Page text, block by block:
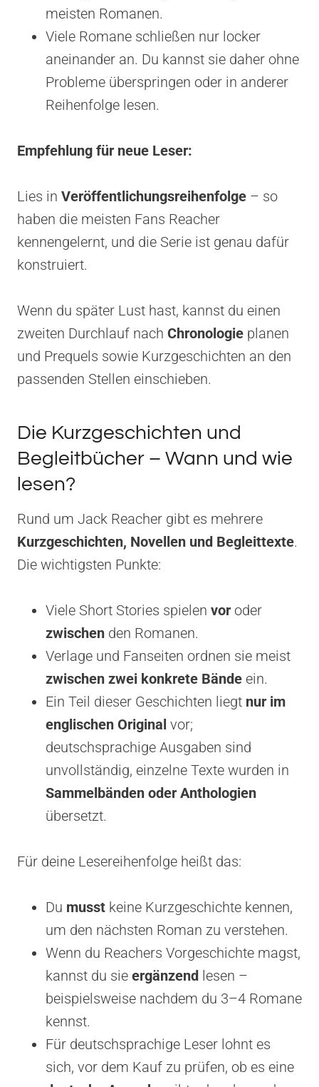
meisten Romanen.
Viele Romane schließen nur locker
aneinander an. Du kannst sie daher ohne
Probleme überspringen oder in anderer
Reihenfolge lesen.
Empfehlung für neue Leser:
Lies in Veröffentlichungsreihenfolge – so
haben die meisten Fans Reacher
kennengelernt, und die Serie ist genau dafür
konstruiert.
Wenn du später Lust hast, kannst du einen
zweiten Durchlauf nach Chronologie planen
und Prequels sowie Kurzgeschichten an den
passenden Stellen einschieben.
Die Kurzgeschichten und
Begleitbücher – Wann und wie
lesen?
Rund um Jack Reacher gibt es mehrere
Kurzgeschichten, Novellen und Begleittexte.
Die wichtigsten Punkte:
Viele Short Stories spielen vor oder
zwischen den Romanen.
Verlage und Fanseiten ordnen sie meist
zwischen zwei konkrete Bände ein.
Ein Teil dieser Geschichten liegt nur im
englischen Original vor;
deutschsprachige Ausgaben sind
unvollständig, einzelne Texte wurden in
Sammelbänden oder Anthologien
übersetzt.
Für deine Lesereihenfolge heißt das:
Du musst keine Kurzgeschichte kennen,
um den nächsten Roman zu verstehen.
Wenn du Reachers Vorgeschichte magst,
kannst du sie ergänzend lesen –
beispielsweise nachdem du 3–4 Romane
kennst.
Für deutschsprachige Leser lohnt es
sich, vor dem Kauf zu prüfen, ob es eine